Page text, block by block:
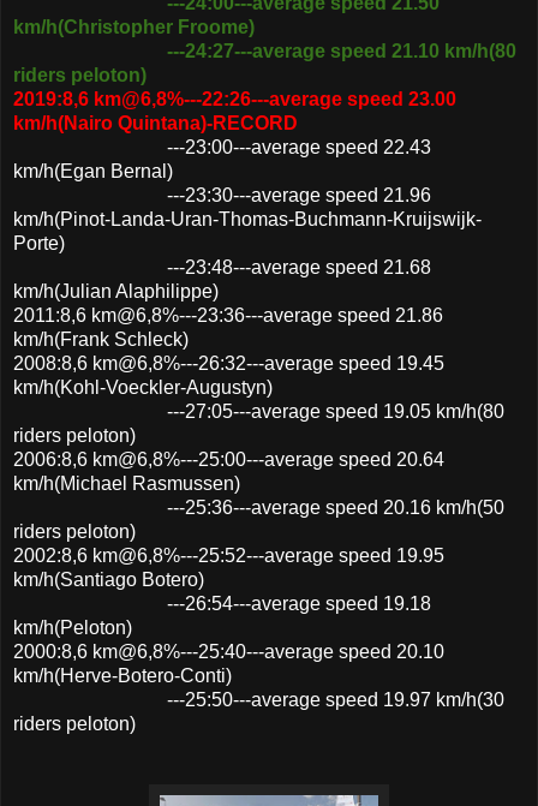
km/h(Christopher Froome)
---24:27---average speed 21.10 km/h(80
riders peloton)
2019:8,6 km@6,8%---22:26---average speed 23.00
km/h(Nairo Quintana)-RECORD
---23:00---average speed 22.43
km/h(Egan Bernal)
---23:30---average speed 21.96
km/h(Pinot-Landa-Uran-Thomas-Buchmann-Kruijswijk-
Porte)
---23:48---average speed 21.68
km/h(Julian Alaphilippe)
2011:8,6 km@6,8%---23:36---average speed 21.86
km/h(Frank Schleck)
2008:8,6 km@6,8%---26:32---average speed 19.45
km/h(Kohl-Voeckler-Augustyn)
---27:05---average speed 19.05 km/h(80
riders peloton)
2006:8,6 km@6,8%---25:00---average speed 20.64
km/h(Michael Rasmussen)
---25:36---average speed 20.16 km/h(50
riders peloton)
2002:8,6 km@6,8%---25:52---average speed 19.95
km/h(Santiago Botero)
---26:54---average speed 19.18
km/h(Peloton)
2000:8,6 km@6,8%---25:40---average speed 20.10
km/h(Herve-Botero-Conti)
---25:50---average speed 19.97 km/h(30
riders peloton)